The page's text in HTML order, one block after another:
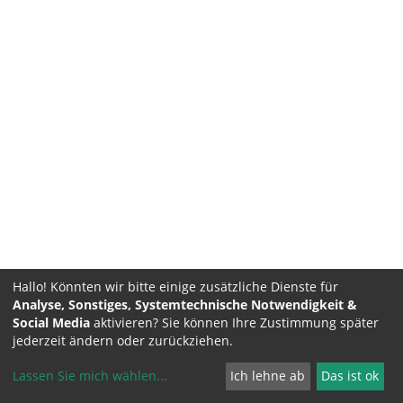
Hallo! Könnten wir bitte einige zusätzliche Dienste für
Analyse, Sonstiges, Systemtechnische Notwendigkeit &
Social Media aktivieren? Sie können Ihre Zustimmung später
jederzeit ändern oder zurückziehen.
Lassen Sie mich wählen... Ich lehne ab Das ist ok